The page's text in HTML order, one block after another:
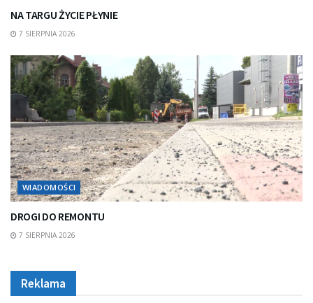
NA TARGU ŻYCIE PŁYNIE
7 SIERPNIA 2026
WIADOMOŚCI
DROGI DO REMONTU
7 SIERPNIA 2026
Reklama